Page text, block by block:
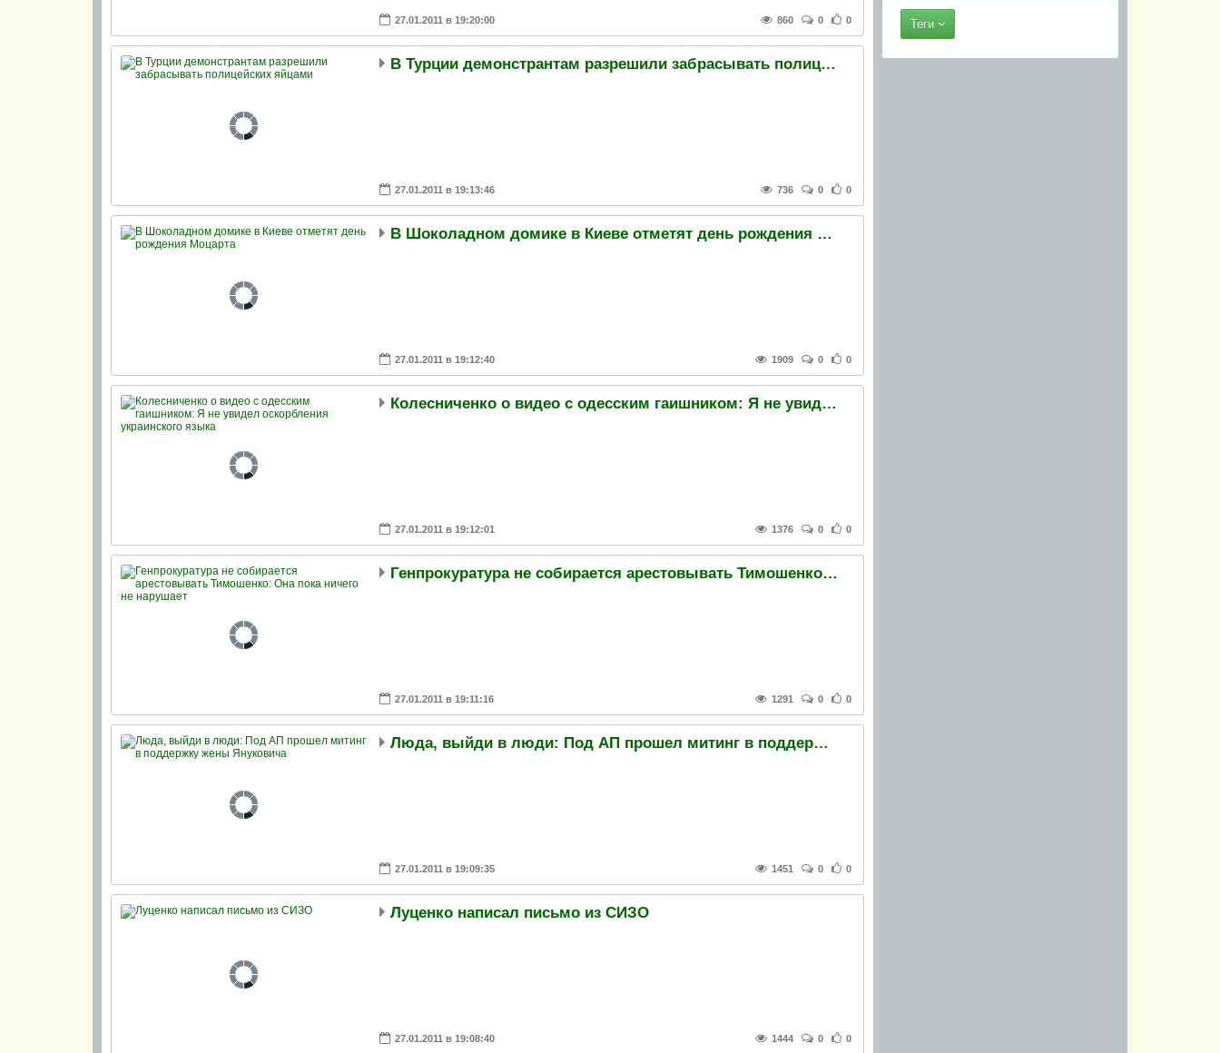
27.01.2011 в 19:20:00 860 0 0
В Турции демонстрантам разрешили забрасывать полицейских яйцами
27.01.2011 в 19:13:46 736 0 0
В Шоколадном домике в Киеве отметят день рождения Моцарта
27.01.2011 в 19:12:40 1909 0 0
Колесниченко о видео с одесским гаишником: Я не увидел оскорбления украинского языка
27.01.2011 в 19:12:01 1376 0 0
Генпрокуратура не собирается арестовывать Тимошенко: Она пока ничего не нарушает
27.01.2011 в 19:11:16 1291 0 0
Люда, выйди в люди: Под АП прошел митинг в поддержку жены Януковича
27.01.2011 в 19:09:35 1451 0 0
Луценко написал письмо из СИЗО
27.01.2011 в 19:08:40 1444 0 0
Теги